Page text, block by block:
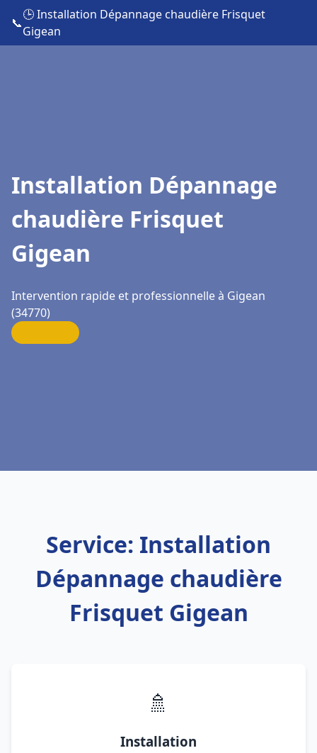
📞
🕒 Installation Dépannage chaudière Frisquet
Gigean
Installation Dépannage
chaudière Frisquet
Gigean
Intervention rapide et professionnelle à Gigean
(34770)
Service: Installation
Dépannage chaudière
Frisquet Gigean
🚿
Installation